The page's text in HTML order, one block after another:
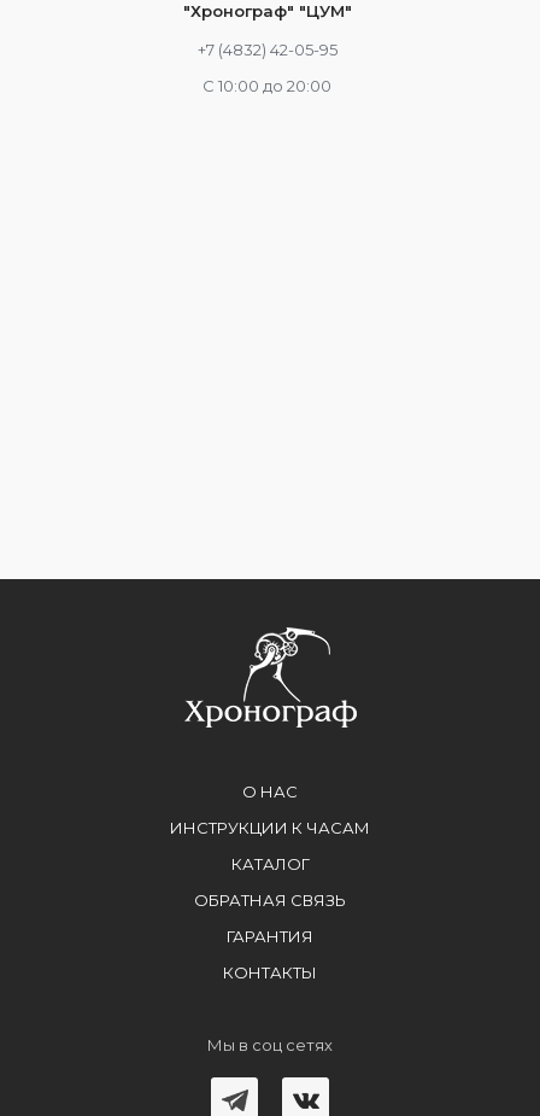
"Хронограф" "ЦУМ"
+7 (4832) 42-05-95
С 10:00 до 20:00
О НАС
ИНСТРУКЦИИ К ЧАСАМ
КАТАЛОГ
ОБРАТНАЯ СВЯЗЬ
ГАРАНТИЯ
КОНТАКТЫ
Мы в соц сетях